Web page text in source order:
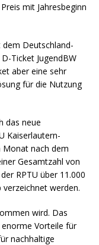
mit Jahresbeginn
Deutschland-
Ticket JugendBW
aber eine sehr
für die Nutzung
das neue
Kaiserlautern-
Monat nach dem
Gesamtzahl von
RPTU über 11.000
werden.
wird. Das
Vorteile für
nachhaltige